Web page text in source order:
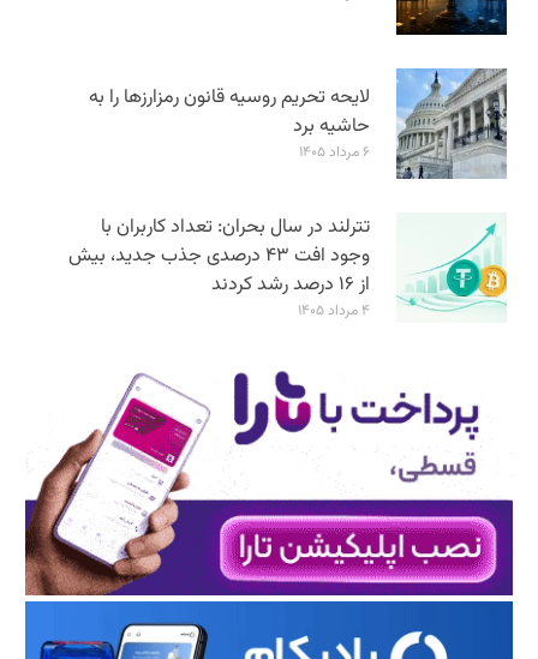
لایحه تحریم روسیه قانون رمزارزها را به
حاشیه برد
۶ مرداد ۱۴۰۵
تترلند در سال بحران: تعداد کاربران با
وجود افت ۴۳ درصدی جذب جدید، بیش
از ۱۶ درصد رشد کردند
۴ مرداد ۱۴۰۵